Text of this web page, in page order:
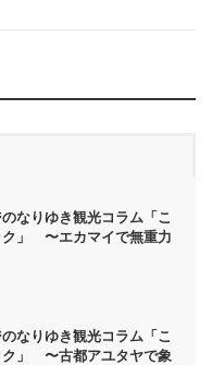
なりゆき観光コラム「こ
ク」 〜エカマイで無重力
なりゆき観光コラム「こ
ク」 〜古都アユタヤで象